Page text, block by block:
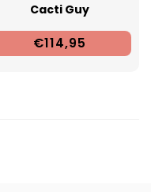
Cacti Guy
€114,95